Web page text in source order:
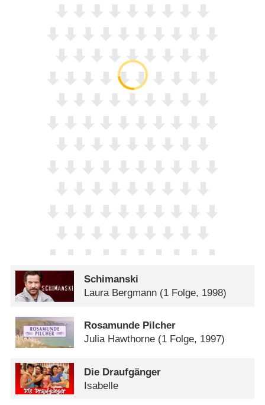
Schimanski
Laura Bergmann (1 Folge, 1998)
Rosamunde Pilcher
Julia Hawthorne (1 Folge, 1997)
Die Draufgänger
Isabelle